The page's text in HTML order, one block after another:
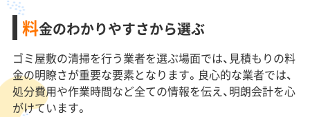
料金のわかりやすさから選ぶ
ゴミ屋敷の清掃を行う業者を選ぶ場面では、見積もりの料
金の明瞭さが重要な要素となります。良心的な業者では、
処分費用や作業時間など全ての情報を伝え、明朗会計を心
がけています。